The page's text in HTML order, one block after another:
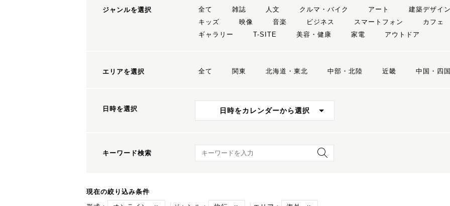
ジャンルを選択 全て 雑誌 人文 クルマ・バイク アート 建築デザイン
キッズ
映像 音楽 ビジネス スマートフォン カフェ
ギャラリー
T-SITE 美容・健康 家電 アウトドア
エリアを選択 全て 関東 北海道・東北 中部・北陸 近畿 中国・四国
日時を選択 日時をカレンダーから選択
キーワード検索 キーワード検索
現在の絞り込み条件